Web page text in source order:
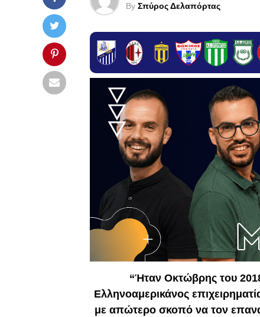
By Σπύρος Δελαπόρτας
“Ήταν Οκτώβρης του
Ελληνοαμερικάνος
με απώτερο σκοπό να τον